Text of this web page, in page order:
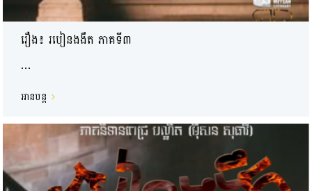
រឿង៖ របៀនងងឹត ភាគទី៣
...
អានបន្ត